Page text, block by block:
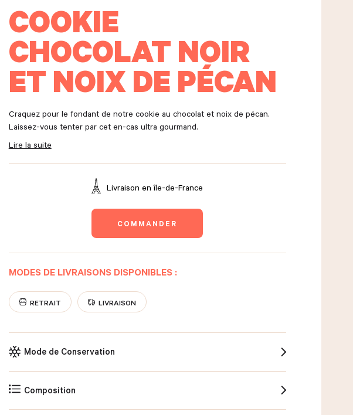
COOKIE
CHOCOLAT NOIR
ET NOIX DE PÉCAN
Craquez pour le fondant de notre cookie au chocolat et noix de pécan.
Laissez-vous tenter par cet en-cas ultra gourmand.
Lire la suite
Livraison en île-de-France
COMMANDER
MODES DE LIVRAISONS DISPONIBLES :
LIVRAISON
RETRAIT
Mode de Conservation
Composition